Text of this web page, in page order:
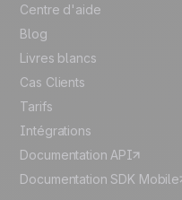
Centre d'aide
Blog
Livres blancs
Cas Clients
Tarifs
Intégrations
Documentation API
Documentation SDK Mobile